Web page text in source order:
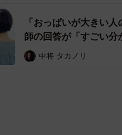
「おっぱいが大きい
師の回答が「すごい分
中将 タカノリ